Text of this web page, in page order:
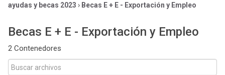
ayudas y becas 2023 › Becas E + E - Exportación y Empleo
Becas E + E - Exportación y Empleo
2 Contenedores